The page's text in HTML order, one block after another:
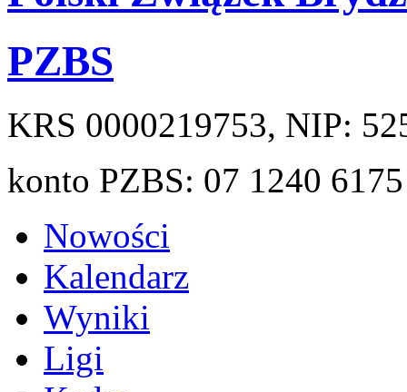
PZBS
KRS 0000219753, NIP:
konto PZBS: 07 1240
Nowości
Kalendarz
Wyniki
Ligi